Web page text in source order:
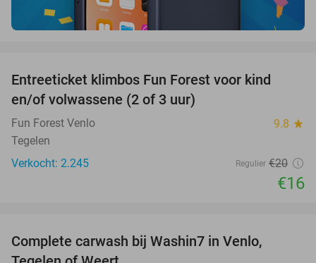
Entreeticket klimbos Fun Forest voor kind
en/of volwassene (2 of 3 uur)
Fun Forest Venlo 9.8 star
Tegelen
Verkocht: 2.245
Regulier €20
€16
Complete carwash bij Washin7 in Venlo,